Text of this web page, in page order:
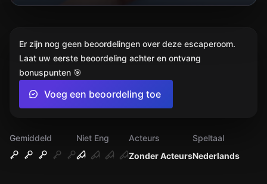
Gemiddeld
Niet Eng
Zonder Acteurs
Acteurs
Nederlands
Speltaal
Er zijn nog geen beoordelingen over deze escaperoom.
Laat uw eerste beoordeling achter en ontvang
bonuspunten 🎯
Voeg een beoordeling toe